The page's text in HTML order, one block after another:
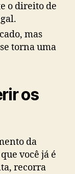
o direito de
mas
torna uma
os
da
você já é
recorra